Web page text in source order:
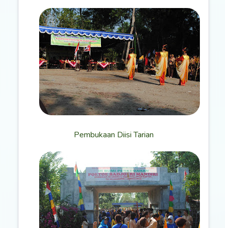
Pembukaan Diisi Tarian